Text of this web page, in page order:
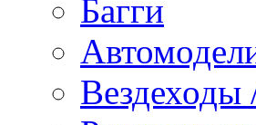
Багги
Вездеходы